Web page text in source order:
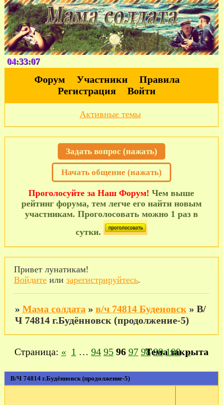
04:33:08
Форум Участники
Правила
Регистрация
Войти
Активные темы
Задать вопрос (нажать)
Начать общение (нажать)
Проголосуйте за Наш Форум! Чем выше
рейтинг форума, тем легче его найти новым
участникам. Проголосовать можно 1 раз в
сутки.
Привет лунатикам!
Войдитеили зарегистрируйтесь.
» Мама солдата » в/ч 74814 Буденовск » В/
Ч 74814 г.Будённовск (продолжение-5)
В/Ч 74814 г.Будённовск (продолжение-5)
Страница: « 1 … 94 95 96 97 98 99 100 »
Тема закрыта